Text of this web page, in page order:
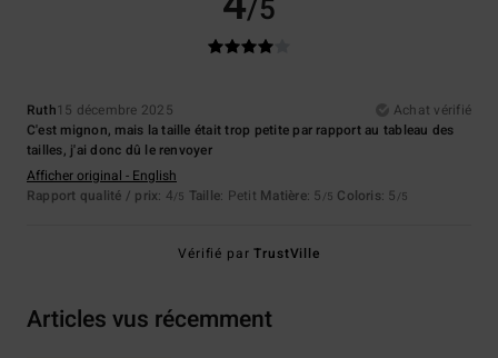
/5
Ruth15 décembre 2025
Achat vérifié
C'est mignon, mais la taille était trop petite par rapport au tableau des
tailles, j'ai donc dû le renvoyer
Afficher original - English
Rapport qualité / prix: 4/5 Taille: Petit Matière: 5 /5 Coloris: 5 /5
Vérifié parTrustVille
Articles vus récemment